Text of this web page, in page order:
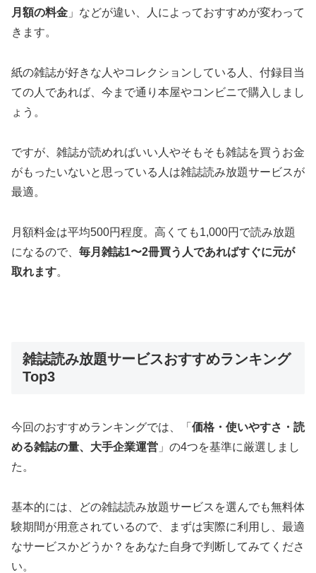
月額の料金 」などが違い、人によっておすすめが変わって
きます。
紙の雑誌が好きな人やコレクションしている人、付録目当
ての人であれば、今まで通り本屋やコンビニで購入しまし
ょう。
ですが、雑誌が読めればいい人やそもそも雑誌を買うお金
がもったいないと思っている人は雑誌読み放題サービスが
最適。
月額料金は平均500円程度。高くても1,000円で読み放題
になるので、 毎月雑誌1〜2冊買う人であればすぐに元が
取れます。
雑誌読み放題サービスおすすめランキング
Top3
今回のおすすめランキングでは、「 価格・使いやすさ・読
める雑誌の量、大手企業運営 」の4つを基準に厳選しまし
た。
基本的には、どの雑誌読み放題サービスを選んでも無料体
験期間が用意されているので、まずは実際に利用し、最適
なサービスかどうか？をあなた自身で判断してみてくださ
い。